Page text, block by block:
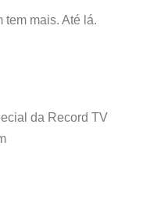
tem mais. Até lá.
da Record TV